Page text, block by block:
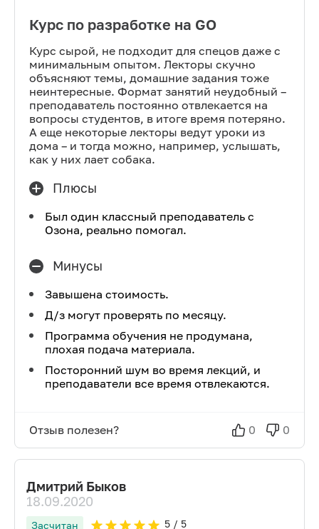
Курс по разработке на GO
Курс сырой, не подходит для спецов даже с
минимальным опытом. Лекторы скучно
объясняют темы, домашние задания тоже
неинтересные. Формат занятий неудобный –
преподаватель постоянно отвлекается на
вопросы студентов, в итоге время потеряно.
А еще некоторые лекторы ведут уроки из
дома – и тогда можно, например, услышать,
как у них лает собака.
Плюсы
Был один классный преподаватель с
Озона, реально помогал.
Минусы
Завышена стоимость.
Д/з могут проверять по месяцу.
Программа обучения не продумана,
плохая подача материала.
Посторонний шум во время лекций, и
преподаватели все время отвлекаются.
Отзыв полезен? 0 0
Дмитрий Быков
18.09.2020
Засчитан 5/ 5